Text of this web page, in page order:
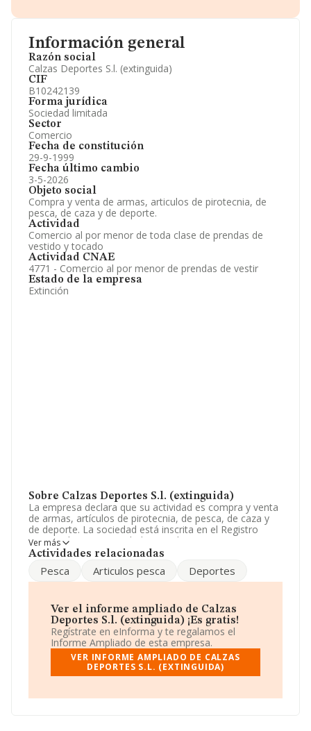
Información general
Razón social
Calzas Deportes S.l. (extinguida)
CIF
B10242139
Forma jurídica
Sociedad limitada
Sector
Comercio
Fecha de constitución
29-9-1999
Fecha último cambio
3-5-2026
Objeto social
Compra y venta de armas, articulos de pirotecnia, de
pesca, de caza y de deporte.
Actividad
Comercio al por menor de toda clase de prendas de
vestido y tocado
Actividad CNAE
4771 - Comercio al por menor de prendas de vestir
Estado de la empresa
Extinción
Sobre Calzas Deportes S.l. (extinguida)
La empresa declara que su actividad es compra y venta
de armas, artículos de pirotecnia, de pesca, de caza y
de deporte. La sociedad está inscrita en el Registro
Mercantil como Sociedad Limitada. Su CNAE
corresponde a 4771 con código 'Comercio al por menor
especializados'. La sociedad no tiene actividad en
mercados exteriores.
Es posible ponerse en contacto con la empresa a través
del teléfono 927412448 y el correo electrónico es
info@calzasplasencia.es.
La sociedadCalzas Deportes S.L. (extinguida), NIF
B10242139, tiene domicilio fiscal en Calle Rey núm. 24,
(10600), en el municipio de Plasencia, en Cáceres,
Ver más
Actividades relacionadas
Pesca Articulos pesca Deportes
Ver el informe ampliado de Calzas
Deportes S.l. (extinguida) ¡Es gratis!
Regístrate en eInforma y te regalamos el
Informe Ampliado de esta empresa.
VER INFORME AMPLIADO DE CALZAS
DEPORTES S.L. (EXTINGUIDA)
Información oficial y registral complementaria.